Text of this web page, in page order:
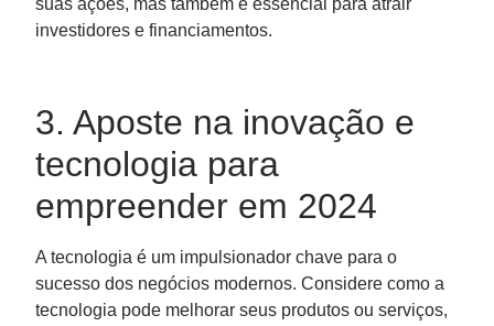
investidores e financiamentos.
3. Aposte na inovação e
tecnologia para
empreender em 2024
A tecnologia é um impulsionador chave para o
sucesso dos negócios modernos. Considere como a
tecnologia pode melhorar seus produtos ou serviços,